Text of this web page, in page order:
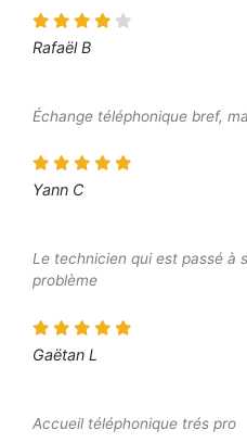
Rafaël B
Échange téléphonique bref,
Yann C
Le technicien qui est passé à
problème
Gaëtan L
Accueil téléphonique trés pro